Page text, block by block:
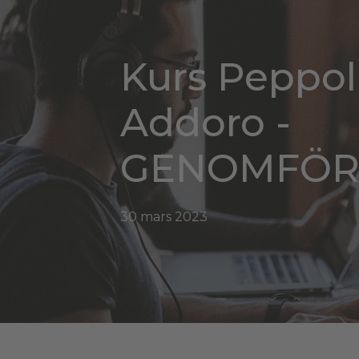
Kurs
Addoro -
30 mars 2023